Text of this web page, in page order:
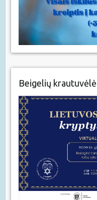
Beigelių krautuvėlė